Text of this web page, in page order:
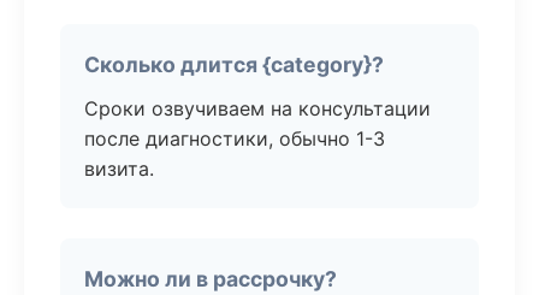
Сколько длится {category}?
Сроки озвучиваем на консультации
после диагностики, обычно 1-3
визита.
Можно ли в рассрочку?